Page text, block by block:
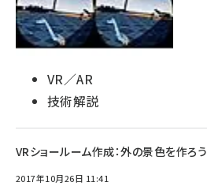
VR／AR
技術解説
VRショールーム作成：外の景色を作ろう
2017年10月26日 11:41